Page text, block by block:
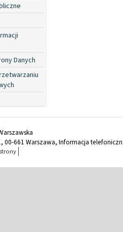
Danych
00-661 Warszawa, Informacja